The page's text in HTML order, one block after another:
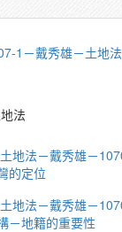
1－戴秀雄－土地法
法
地法－戴秀雄－
的定位
地法－戴秀雄－
－地籍的重要性